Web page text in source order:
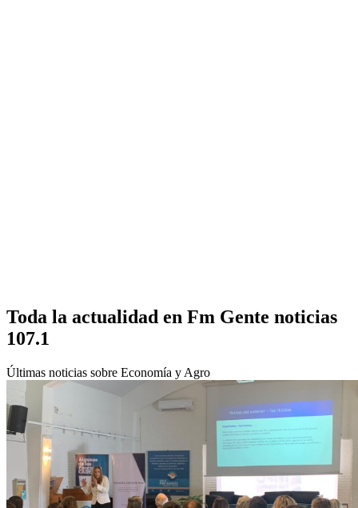
Toda la actualidad en Fm Gente noticias
107.1
Últimas noticias sobre Economía y Agro